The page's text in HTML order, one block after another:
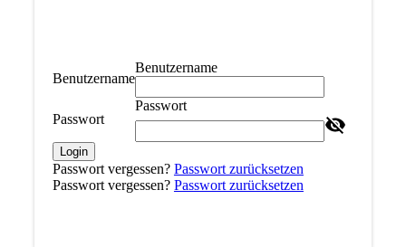
Benutzername
Benutzername
Passwort
Passwort
Login
Passwort vergessen? Passwort zurücksetzen
Passwort vergessen? Passwort zurücksetzen